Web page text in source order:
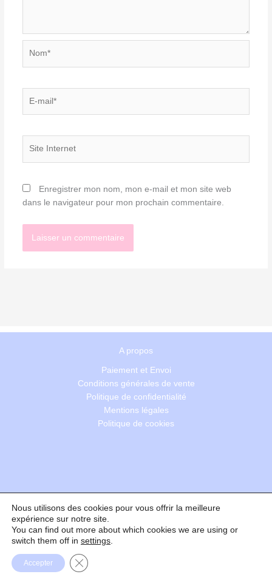
mail*
Enregistrer mon nom, mon e-mail et mon site web
dans le navigateur pour mon prochain commentaire.
A propos
Paiement et Envoi
Conditions générales de vente
Politique de confidentialité
Mentions légales
Politique de cookies
Recherche
Nous utilisons des cookies pour vous offrir la meilleure
expérience sur notre site.
You can find out more about which cookies we are using or
switch them off in settings
Accepter Fermer la bannière des cookies GDPR